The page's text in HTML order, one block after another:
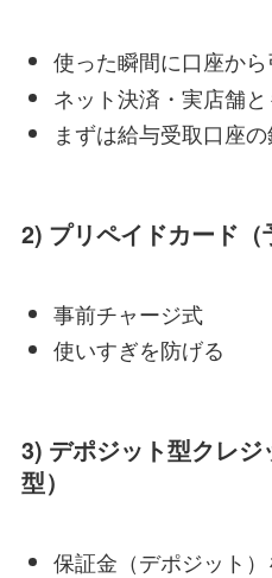
使った瞬間に口座か
ネット決済・実店舗
まずは給与受取口座
2) プリペイドカード（
事前チャージ式
使いすぎを防げる
3) デポジット型クレ
型）
保証金（デポジット